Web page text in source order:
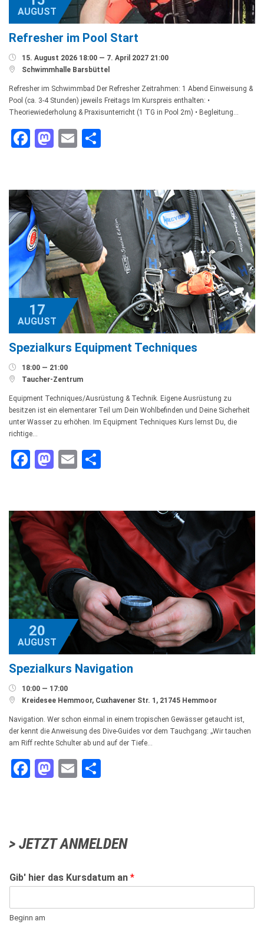
AUGUST
Refresher im Pool Start
 15. August 2026 18:00 — 7. April 2027 21:00
 Schwimmhalle Barsbüttel
Refresher im Schwimmbad Der Refresher Zeitrahmen: 1 Abend Einweisung &
Pool (ca. 3-4 Stunden) jeweils Freitags Im Kurspreis enthalten: •
Theoriewiederholung & Praxisunterricht (1 TG in Pool 2m) • Begleitung…
Facebook
Mastodon
Email
17
AUGUST
Spezialkurs Equipment Techniques
 18:00 — 21:00
 Taucher-Zentrum
Equipment Techniques/Ausrüstung & Technik. Eigene Ausrüstung zu
besitzen ist ein elementarer Teil um Dein Wohlbefinden und Deine Sicherheit
unter Wasser zu erhöhen. Im Equipment Techniques Kurs lernst Du, die
richtige…
Facebook
Mastodon
Email
20
AUGUST
Spezialkurs Navigation
 10:00 — 17:00
 Kreidesee Hemmoor, Cuxhavener Str. 1, 21745 Hemmoor
Navigation. Wer schon einmal in einem tropischen Gewässer getaucht ist,
der kennt die Anweisung des Dive-Guides vor dem Tauchgang: „Wir tauchen
am Riff rechte Schulter ab und auf der Tiefe…
Facebook
Mastodon
Email
> JETZT ANMELDEN
Gib' hier das Kursdatum an *
Beginn am